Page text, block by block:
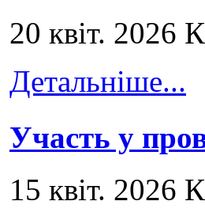
20 квіт. 2026
Детальніше...
Участь у
15 квіт. 2026